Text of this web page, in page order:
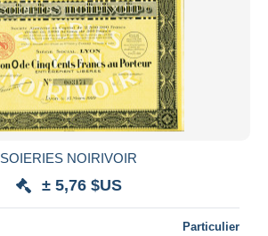
SOIERIES NOIRIVOIR
± 5,76 $US
Particulier